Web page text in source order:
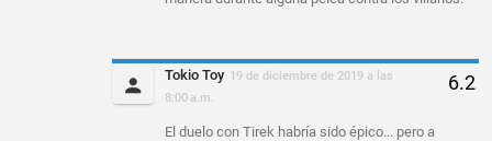
Tokio Toy 19 de diciembre de 2019 a las
8:00 a.m.
El duelo con Tirek habría sido épico... pero a